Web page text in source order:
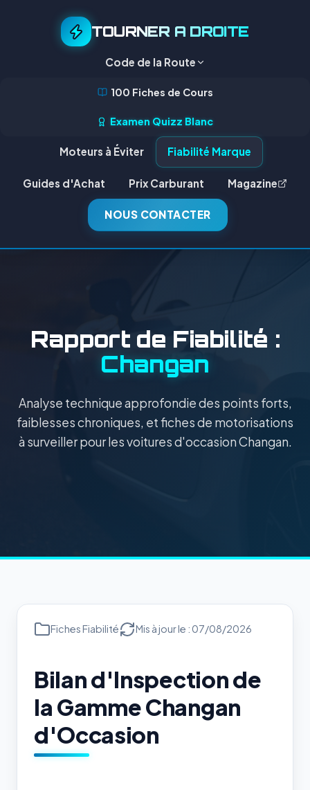
TOURNER A DROITE
Code de la Route
100 Fiches de Cours
Examen Quizz Blanc
Moteurs à Éviter Fiabilité Marque
Guides d'Achat Prix Carburant Magazine
NOUS CONTACTER
Rapport de Fiabilité :
Changan
Analyse technique approfondie des points forts,
faiblesses chroniques, et fiches de motorisations
à surveiller pour les voitures d'occasion Changan.
Fiches Fiabilité Mis à jour le : 07/08/2026
Bilan d'Inspection de
la Gamme Changan
d'Occasion